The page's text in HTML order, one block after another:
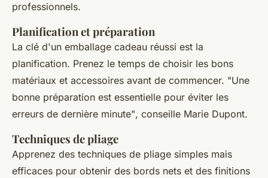
professionnels.
Planification et préparation
La clé d'un emballage cadeau réussi est la
planification. Prenez le temps de choisir les bons
matériaux et accessoires avant de commencer. "Une
bonne préparation est essentielle pour éviter les
erreurs de dernière minute", conseille Marie Dupont.
Techniques de pliage
Apprenez des techniques de pliage simples mais
efficaces pour obtenir des bords nets et des finitions